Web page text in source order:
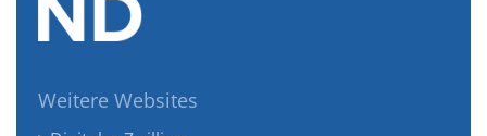
Weitere Websites